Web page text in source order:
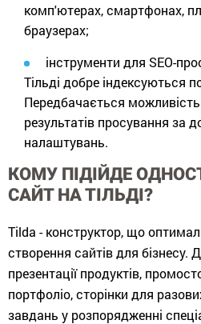
комп'ютерах, смартфонах,
браузерах;
інструменти для SEO-
Тільді добре індексуються
Передбачається
результатів просування за
налаштувань.
КОМУ ПІДІЙДЕ
САЙТ НА ТІЛЬДІ?
Тilda - конструктор, що
створення сайтів для бізнесу.
презентації продуктів,
портфоліо, сторінки для
завдань у розпорядженні